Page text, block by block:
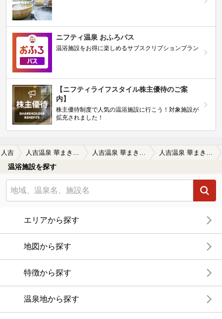
ニフティ温泉 おふろパス
温浴施設をお得に楽しめるサブスクリプションプラン
【ニフティライフスタイル株主優待のご案
内】
株主優待制度で人気の温浴施設に行こう！対象施設が
拡充されました！
人吉
温浴施設を探す
エリアから探す
地図から探す
特徴から探す
温泉地から探す